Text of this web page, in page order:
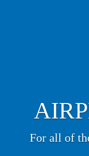
For all of